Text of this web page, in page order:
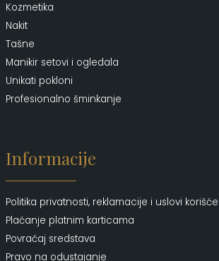
Kozmetika
Nakit
Tašne
Manikir setovi i ogledala
Unikati pokloni
Profesionalno šminkanje
Informacije
Politika privatnosti, reklamacije i uslovi
Plaćanje platnim karticama
Povraćaj sredstava
Pravo na odustajanje